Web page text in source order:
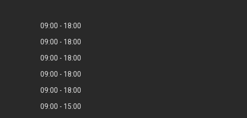
09:00
18:00
09:00
18:00
09:00
18:00
09:00
18:00
09:00
18:00
09:00
15:00